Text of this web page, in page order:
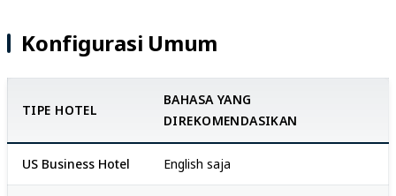
Konfigurasi Umum
TIPE HOTEL
BAHASA YANG
DIREKOMENDASIKAN
US Business Hotel English saja